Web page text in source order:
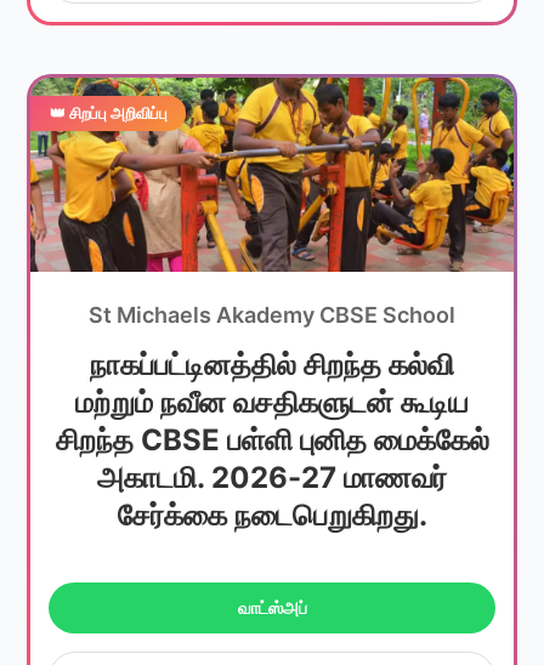
👑 சிறப்பு அறிவிப்பு
St Michaels Akademy CBSE School
நாகப்பட்டினத்தில் சிறந்த கல்வி
மற்றும் நவீன வசதிகளுடன் கூடிய
சிறந்த CBSE பள்ளி புனித மைக்கேல்
அகாடமி. 2026-27 மாணவர்
சேர்க்கை நடைபெறுகிறது.
வாட்ஸ்அப்